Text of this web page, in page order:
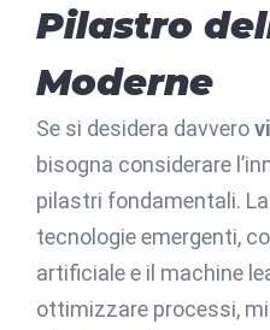
Pilastro
Moderne
Se si desidera davvero
bisogna considerare
pilastri fondamentali.
tecnologie emergenti,
artificiale e il machine
ottimizzare processi,